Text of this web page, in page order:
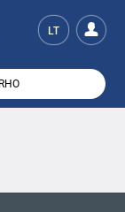
LT